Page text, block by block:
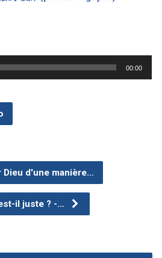
00:00
Dieu d'une manière…
il juste ? -…